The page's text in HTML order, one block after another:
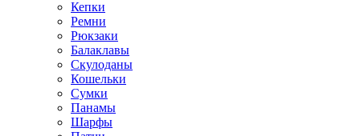
Кепки
Ремни
Рюкзаки
Балаклавы
Скулоданы
Кошельки
Сумки
Панамы
Шарфы